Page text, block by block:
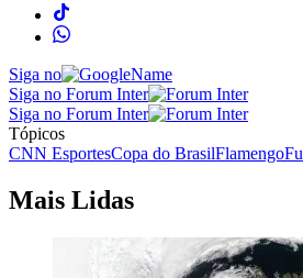
Siga no
Siga no Forum Inter
Siga no Forum Inter
Tópicos
CNN EsportesCopa do BrasilFlamengo
Mais Lidas